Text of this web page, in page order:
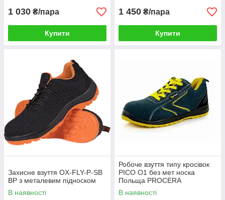
1 030 ₴/пара
Купити
1 450 ₴/пара
Купити
Захисне взуття OX-FLY-P-SB
BP з металевим підноском
В наявності
Робоче взуття типу кросівок
PICO O1 без мет носка
Польща PROCERA
В наявності